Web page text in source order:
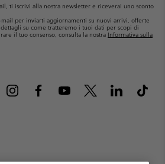
ti iscrivi alla nostra newsletter e riceverai uno sconto
per inviarti aggiornamenti su nuovi arrivi, offerte
su come tratteremo i tuoi dati per scopi di
il tuo consenso, consulta la nostra Informativa sulla